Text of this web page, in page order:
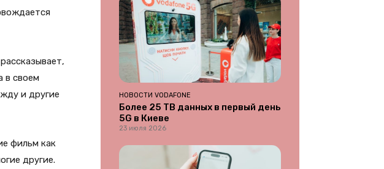
в своем
и другие
фильм как
другие.
НОВОСТИ VODAFONE
Более 25 ТВ данных в первый день
5G в Киеве
23 июля 2026